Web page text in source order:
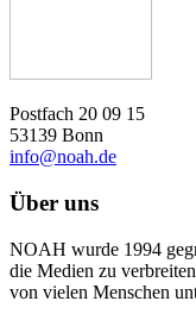
Postfach 20 09 15
53139 Bonn
info@noah.de
Über uns
NOAH wurde 1994
die Medien zu
von vielen Menschen